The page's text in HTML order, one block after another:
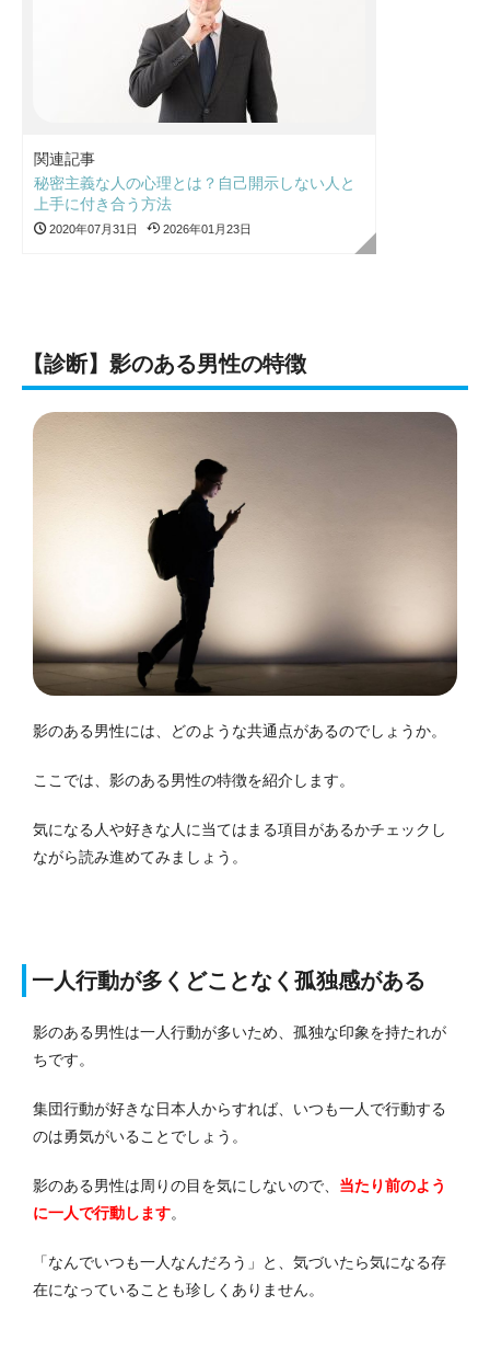
関連記事
秘密主義な人の心理とは？自己開示しない人と
上手に付き合う方法
2020年07月31日 2026年01月23日
【診断】影のある男性の特徴
影のある男性には、どのような共通点があるのでしょうか。
ここでは、影のある男性の特徴を紹介します。
気になる人や好きな人に当てはまる項目があるかチェックし
ながら読み進めてみましょう。
一人行動が多くどことなく孤独感がある
影のある男性は一人行動が多いため、孤独な印象を持たれが
ちです。
集団行動が好きな日本人からすれば、いつも一人で行動する
のは勇気がいることでしょう。
影のある男性は周りの目を気にしないので、 当たり前のよう
に一人で行動します。
「なんでいつも一人なんだろう」と、気づいたら気になる存
在になっていることも珍しくありません。